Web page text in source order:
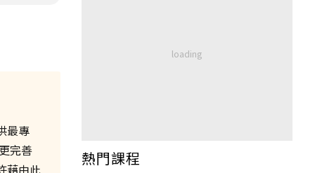
最專
完善
藉由此
熱門課程